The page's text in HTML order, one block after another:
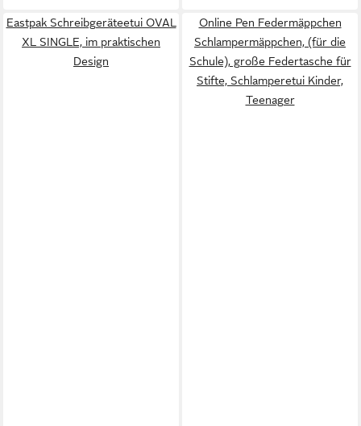
Eastpak Schreibgeräteetui OVAL
XL SINGLE, im praktischen
Design
Online Pen Federmäppchen
Schlampermäppchen, (für die
Schule), große Federtasche für
Stifte, Schlamperetui Kinder,
Teenager